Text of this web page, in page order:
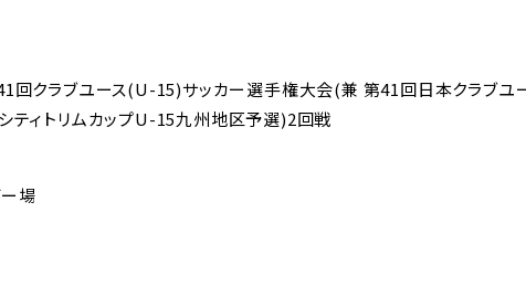
回クラブユース(U-15)サッカー選手権大会(兼 第41回日本クラブユ
ティトリムカップU-15九州地区予選)2回戦
場